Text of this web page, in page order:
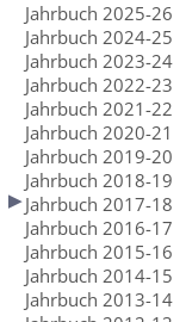
Jahrbuch 2025-26
Jahrbuch 2024-25
Jahrbuch 2023-24
Jahrbuch 2022-23
Jahrbuch 2021-22
Jahrbuch 2020-21
Jahrbuch 2019-20
Jahrbuch 2018-19
Jahrbuch 2017-18
Jahrbuch 2016-17
Jahrbuch 2015-16
Jahrbuch 2014-15
Jahrbuch 2013-14